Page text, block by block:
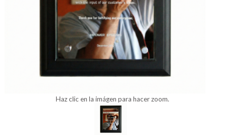
Haz clic en la imágen para hacer zoom.